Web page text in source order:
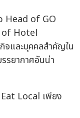
Head of GO
of Hotel
และบุคคลสำคัญใน
รยากาศอันน่า
Local เพียง